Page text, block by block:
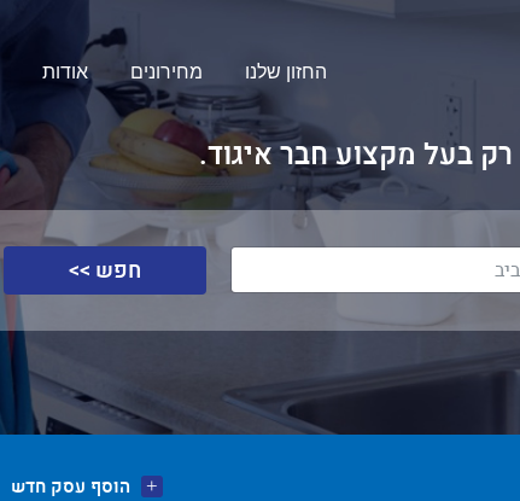
החזון שלנו מחירונים אודות
רק בעל מקצוע חבר איגוד.
חפש >>
הוסף עסק חדש